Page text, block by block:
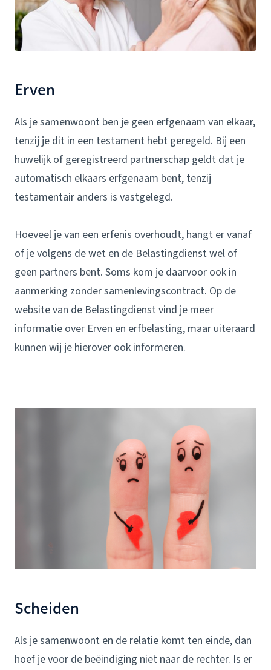
Erven
Als je samenwoont ben je geen erfgenaam van elkaar,
tenzij je dit in een testament hebt geregeld. Bij een
huwelijk of geregistreerd partnerschap geldt dat je
automatisch elkaars erfgenaam bent, tenzij
testamentair anders is vastgelegd.
Hoeveel je van een erfenis overhoudt, hangt er vanaf
of je volgens de wet en de Belastingdienst wel of
geen partners bent. Soms kom je daarvoor ook in
aanmerking zonder samenlevingscontract. Op de
website van de Belastingdienst vind je meer
informatie over Erven en erfbelasting, maar uiteraard
kunnen wij je hierover ook informeren.
Scheiden
Als je samenwoont en de relatie komt ten einde, dan
hoef je voor de beëindiging niet naar de rechter. Is er